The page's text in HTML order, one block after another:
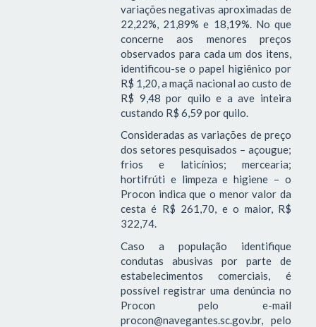
variações negativas aproximadas de
22,22%, 21,89% e 18,19%. No que
concerne aos menores preços
observados para cada um dos itens,
identificou-se o papel higiênico por
R$ 1,20, a maçã nacional ao custo de
R$ 9,48 por quilo e a ave inteira
custando R$ 6,59 por quilo.
Consideradas as variações de preço
dos setores pesquisados – açougue;
frios e laticínios; mercearia;
hortifrúti e limpeza e higiene – o
Procon indica que o menor valor da
cesta é R$ 261,70, e o maior, R$
322,74.
Caso a população identifique
condutas abusivas por parte de
estabelecimentos comerciais, é
possível registrar uma denúncia no
Procon pelo e-mail
procon@navegantes.sc.gov.br, pelo